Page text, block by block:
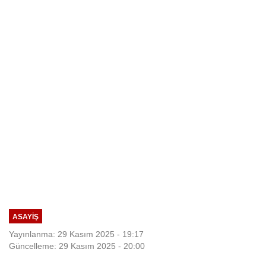
ASAYIŞ
Yayınlanma: 29 Kasım 2025 - 19:17
Güncelleme: 29 Kasım 2025 - 20:00